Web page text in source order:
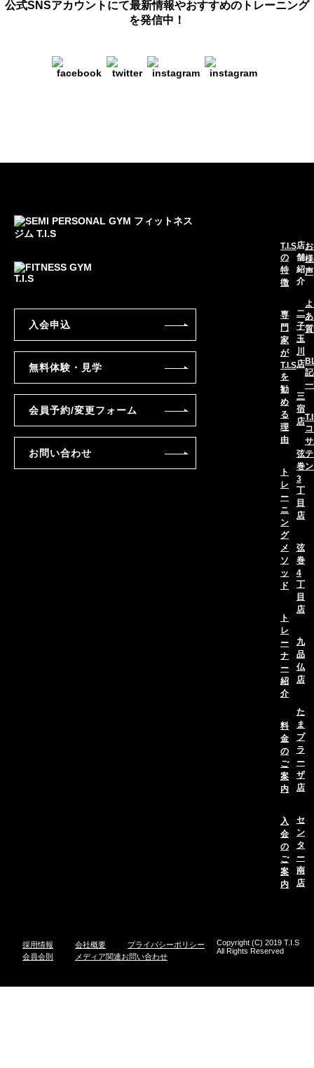
公式SNSアカウントにて最新情報やおすすめのトレーニング
を発信中！
入会申込
無料体験・見学
会員予約/変更フォーム
お問い合わせ
T.I.S
の
特
徴
専
門
家
が
T.I.S
を
勧
め
る
理
由
ト
レ
ー
ニ
ン
グ
メ
ソ
ッ
ド
ト
レ
ー
ナ
ー
紹
介
料
金
の
ご
案
内
入
会
の
ご
案
内
店
舗
紹
介
二
子
玉
川
店
三
宿
店
弦
巻
3
丁
目
店
弦
巻
4
丁
目
店
九
品
仏
店
た
ま
プ
ラ
ー
ザ
店
セ
ン
タ
ー
南
店
声
採用情報 会社概要
プライバシーポリシー
会員会則
メディア関連お問い合わせ
Copyright (C) 2019 T.I.S
All Rights Reserved